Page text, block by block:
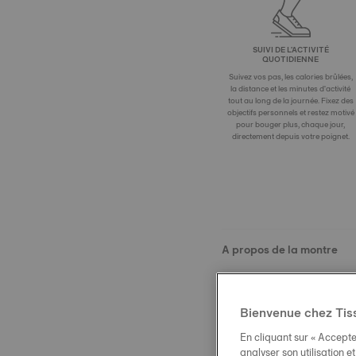
SUIVI DE L'ACTIVITÉ
QUOTIDIENNE
Suivez vos pas, les calories brûlées,
la distance et les minutes d'activité
tout au long de la journée. Fixez des
objectifs personnels et restez motivé
pour bouger plus, chaque jour,
directement depuis votre poignet.
A propos de la montre
Mouvement
Bienvenue chez
En cliquant sur «
analyser son utilisation